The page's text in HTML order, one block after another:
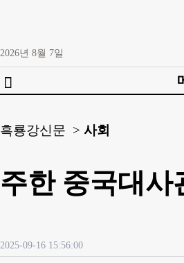
2026년 8월 7일

흑룡강신문 > 사회
주한 중국대사
2025-09-16 15:56:00